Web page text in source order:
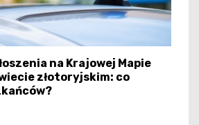
na Krajowej Mapie
złotoryjskim: co